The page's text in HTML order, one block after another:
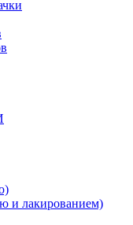
и лакированием)